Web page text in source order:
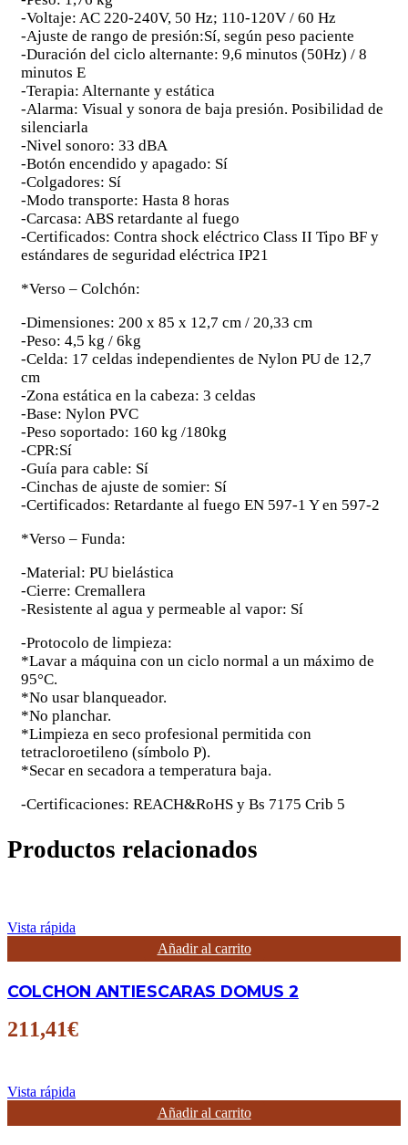
-Voltaje: AC 220-240V, 50 Hz; 110-120V / 60 Hz
-Ajuste de rango de presión:Sí, según peso paciente
-Duración del ciclo alternante: 9,6 minutos (50Hz) / 8
minutos E
-Terapia: Alternante y estática
-Alarma: Visual y sonora de baja presión. Posibilidad de
silenciarla
-Nivel sonoro: 33 dBA
-Botón encendido y apagado: Sí
-Colgadores: Sí
-Modo transporte: Hasta 8 horas
-Carcasa: ABS retardante al fuego
-Certificados: Contra shock eléctrico Class II Tipo BF y
estándares de seguridad eléctrica IP21
*Verso – Colchón:
-Dimensiones: 200 x 85 x 12,7 cm / 20,33 cm
-Peso: 4,5 kg / 6kg
-Celda: 17 celdas independientes de Nylon PU de 12,7
cm
-Zona estática en la cabeza: 3 celdas
-Base: Nylon PVC
-Peso soportado: 160 kg /180kg
-CPR:Sí
-Guía para cable: Sí
-Cinchas de ajuste de somier: Sí
-Certificados: Retardante al fuego EN 597-1 Y en 597-2
*Verso – Funda:
-Material: PU bielástica
-Cierre: Cremallera
-Resistente al agua y permeable al vapor: Sí
-Protocolo de limpieza:
*Lavar a máquina con un ciclo normal a un máximo de
95°C.
*No usar blanqueador.
*No planchar.
*Limpieza en seco profesional permitida con
tetracloroetileno (símbolo P).
*Secar en secadora a temperatura baja.
-Certificaciones: REACH&RoHS y Bs 7175 Crib 5
Productos relacionados
Vista rápida
Añadir al carrito
COLCHON ANTIESCARAS DOMUS 2
211,41€
Vista rápida
Añadir al carrito